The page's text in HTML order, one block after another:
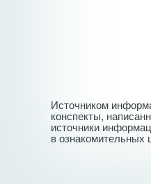
Источником
конспекты,
источники
в ознакомительных